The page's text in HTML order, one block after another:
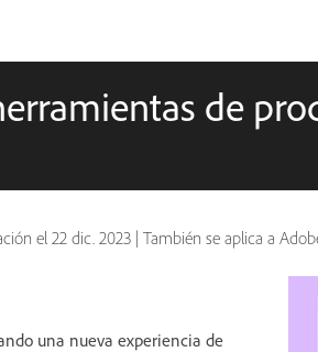
de
el 22 dic. 2023 | También se aplica a
una nueva experiencia de